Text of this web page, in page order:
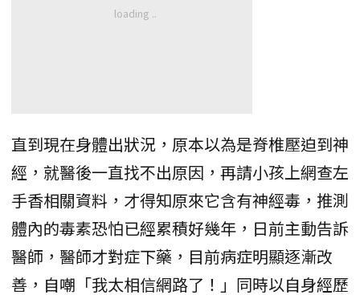
直到現在身體出狀況，原本以為是脊椎壓迫到神
經，就醫後一直找不出原因，再請小孩上網查左
手香相關資料，才得知原來它含有神經毒，推測
體內的毒素恐怕已經累積好幾年，日前主動告訴
醫師，醫師才對症下藥，目前病症明顯逐漸改
善，自嘲「我太相信網路了！」同時以自身經歷